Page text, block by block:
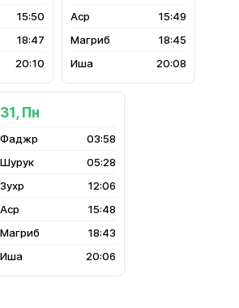
15:50
18:47
20:10
15:49
18:45
20:08
31, Пн
03:58
05:28
12:06
15:48
18:43
20:06